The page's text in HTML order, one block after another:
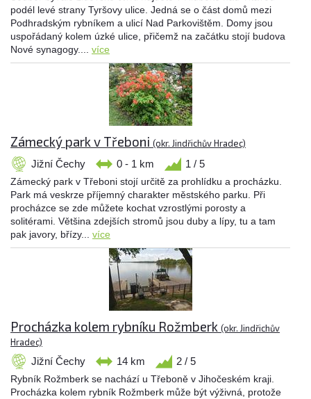
podél levé strany Tyršovy ulice. Jedná se o část domů mezi
Podhradským rybníkem a ulicí Nad Parkovištěm. Domy jsou
uspořádaný kolem úzké ulice, přičemž na začátku stojí budova
Nové synagogy.... více
Zámecký park v Třeboni (okr. Jindřichův Hradec)
Jižní Čechy 0 - 1 km 1 / 5
Zámecký park v Třeboni stojí určitě za prohlídku a procházku.
Park má veskrze příjemný charakter městského parku. Při
procházce se zde můžete kochat vzrostlými porosty a
solitérami. Většina zdejších stromů jsou duby a lípy, tu a tam
pak javory, břízy... více
Procházka kolem rybníku Rožmberk (okr. Jindřichův
Hradec)
Jižní Čechy 14 km 2 / 5
Rybník Rožmberk se nachází u Třeboně v Jihočeském kraji.
Procházka kolem rybník Rožmberk může být výživná, protože